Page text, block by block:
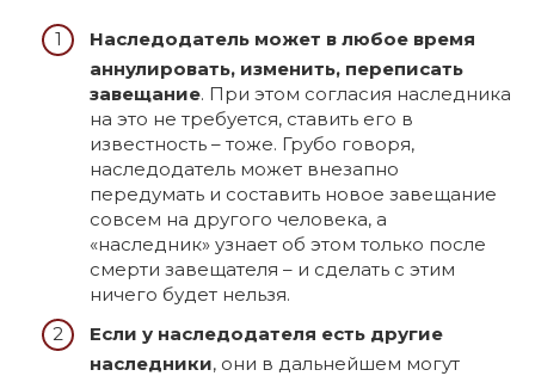
Наследодатель может в любое время
аннулировать, изменить, переписать
завещание. При этом согласия наследника
на это не требуется, ставить его в
известность – тоже. Грубо говоря,
наследодатель может внезапно
передумать и составить новое завещание
совсем на другого человека, а
«наследник» узнает об этом только после
смерти завещателя – и сделать с этим
ничего будет нельзя.
Если у наследодателя есть другие
наследники, они в дальнейшем могут